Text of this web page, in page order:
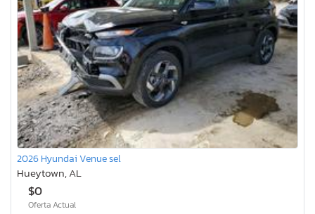
2026 Hyundai Venue sel
Hueytown, AL
$0
Oferta Actual